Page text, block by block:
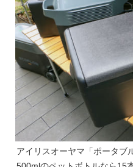
アイリスオーヤマ「ポータブ